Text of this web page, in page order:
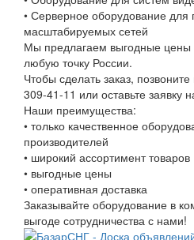
• Серверное оборудование для
масштабируемых сетей
Мы предлагаем выгодные цены
любую точку России.
Чтобы сделать заказ,
309-41-11 или оставьте заявку
Наши преимущества:
• только качественное
производителей
• широкий ассортимент товаров
• выгодные цены
• оперативная доставка
Заказывайте оборудование в
выгоде сотрудничества с нами!